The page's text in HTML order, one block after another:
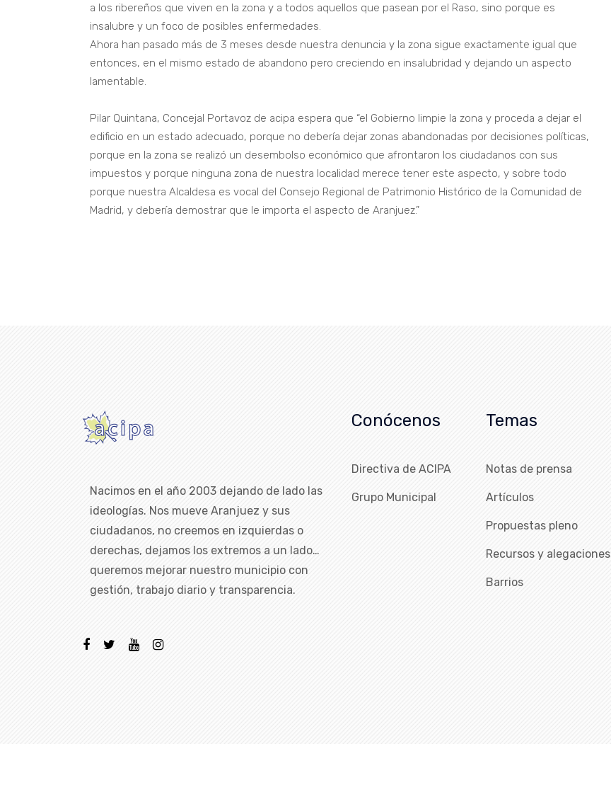
a los ribereños que viven en la zona y a todos aquellos que pasean por el Raso, sino porque es
insalubre y un foco de posibles enfermedades.
Ahora han pasado más de 3 meses desde nuestra denuncia y la zona sigue exactamente igual que
entonces, en el mismo estado de abandono pero creciendo en insalubridad y dejando un aspecto
lamentable.
Pilar Quintana, Concejal Portavoz de acipa espera que “el Gobierno limpie la zona y proceda a dejar el
edificio en un estado adecuado, porque no debería dejar zonas abandonadas por decisiones políticas,
porque en la zona se realizó un desembolso económico que afrontaron los ciudadanos con sus
impuestos y porque ninguna zona de nuestra localidad merece tener este aspecto, y sobre todo
porque nuestra Alcaldesa es vocal del Consejo Regional de Patrimonio Histórico de la Comunidad de
Madrid, y debería demostrar que le importa el aspecto de Aranjuez.”
Nacimos en el año 2003 dejando de lado las
ideologías. Nos mueve Aranjuez y sus
ciudadanos, no creemos en izquierdas o
derechas, dejamos los extremos a un lado…
queremos mejorar nuestro municipio con
gestión, trabajo diario y transparencia.
Conócenos
Directiva de ACIPA
Grupo Municipal
Temas
Notas de prensa
Artículos
Propuestas pleno
Recursos y alegaciones
Barrios